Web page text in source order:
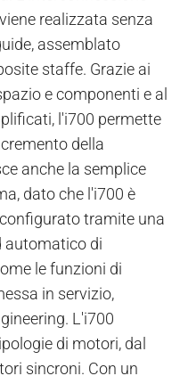
realizzata senza
assemblato
staffe. Grazie ai
e componenti e al
l'i700 permette
della
anche la semplice
dato che l'i700 è
tramite una
automatico di
le funzioni di
in servizio,
L'i700
di motori, dal
sincroni. Con un